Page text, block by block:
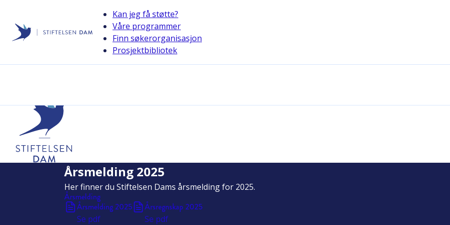
Kan jeg få støtte?
Våre programmer
Finn søkerorganisasjon
Prosjektbibliotek
Årsmelding 2025
Her finner du Stiftelsen Dams årsmelding for 2025.
Årsmelding
Årsmelding 2025
Se pdf
Årsregnskap 2025
Se pdf